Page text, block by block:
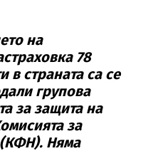
на
78
в страната са се
групова
за защита на
за
Няма